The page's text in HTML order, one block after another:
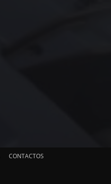
CONTACTOS